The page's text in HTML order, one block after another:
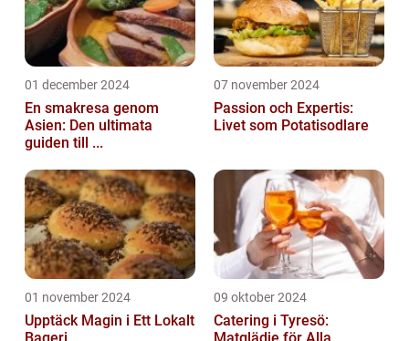
01 december 2024
En smakresa genom
Asien: Den ultimata
guiden till ...
07 november 2024
Passion och Expertis:
Livet som Potatisodlare
01 november 2024
Upptäck Magin i Ett Lokalt
09 oktober 2024
Catering i Tyresö: